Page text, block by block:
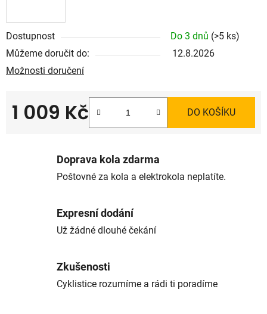
Dostupnost Do 3 dnů (>5 ks)
Můžeme doručit do:
12.8.2026
Možnosti doručení
1 009 Kč DO KOŠÍKU
Doprava kola zdarma
Poštovné za kola a elektrokola neplatíte.
Expresní dodání
Už žádné dlouhé čekání
Zkušenosti
Cyklistice rozumíme a rádi ti poradíme